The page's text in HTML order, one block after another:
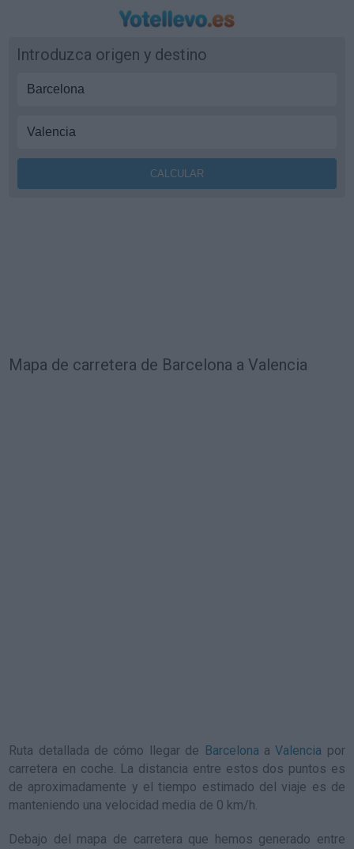
Introduzca origen y destino
Mapa de carretera de Barcelona a Valencia
Ruta detallada de cómo llegar de Barcelona aValencia por
carretera en coche. La distancia entre estos dos puntos es
de aproximadamente y el tiempo estimado del viaje es de
manteniendo una velocidad media de 0 km/h.
Debajo del mapa de carretera que hemos generado entre